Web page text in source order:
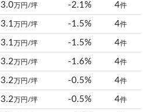
3.0万円/坪 -2.1% 4件
3.1 万円/坪 -1.5% 4件
3.1 万円/坪 -1.5% 4件
3.2 万円/坪 -1.6% 4件
3.2 万円/坪 -0.5% 4件
3.2 万円/坪 -0.5% 4件